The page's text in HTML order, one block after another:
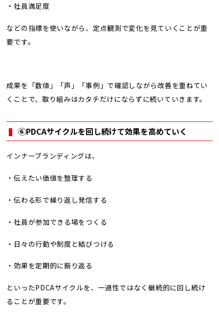
・社員満足度
などの指標を使いながら、定点観測で変化を見ていくことが重
要です。
成果を「数値」「声」「事例」で確認しながら改善を重ねてい
くことで、取り組みはカタチだけにならずに続いていきます。
⑥PDCAサイクルを回し続けて効果を高めていく
インナーブランディングは、
・伝えたい価値を整理する
・伝わる形で繰り返し発信する
・社員が参加できる場をつくる
・日々の行動や制度と結びつける
・効果を定期的に振り返る
といったPDCAサイクルを、一過性ではなく継続的に回し続け
ることが重要です。